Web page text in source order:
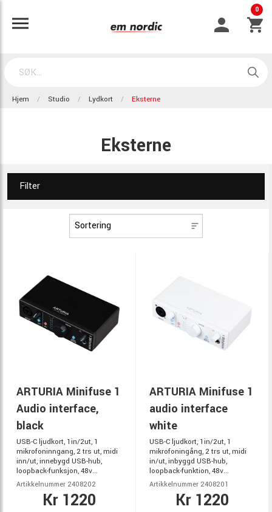
0
Hjem Studio Lydkort Eksterne
Eksterne
Filter
ARTURIA Minifuse 1
Audio interface,
black
USB-C ljudkort, 1in/2ut, 1
mikrofoninngang, 2 trs ut, midi
inn/ut, innebygd USB-hub,
loopback-funksjon, 48v...
Artikkelnummer 2408202
Kr 1220
ARTURIA Minifuse 1
audio interface
white
USB-C ljudkort, 1in/2ut, 1
mikrofoningång, 2 trs ut, midi
in/ut, inbyggd USB-hub,
loopback-funktion, 48v...
Artikkelnummer 2408201
Kr 1220